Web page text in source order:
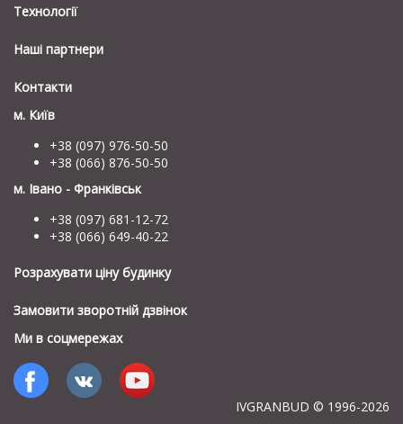
Технології
Наші партнери
Контакти
м. Київ
+38 (097) 976-50-50
+38 (066) 876-50-50
м. Івано - Франківськ
+38 (097) 681-12-72
+38 (066) 649-40-22
Розрахувати ціну будинку
Замовити зворотній дзвінок
Ми в соцмережах
IVGRANBUD © 1996-2026